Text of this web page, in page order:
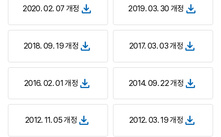
2020. 02. 07 개정 2019. 03. 30 개정
2018. 09. 19 개정 2017. 03. 03 개정
2016. 02. 01 개정 2014. 09. 22 개정
2012. 11. 05 개정 2012. 03. 19 개정